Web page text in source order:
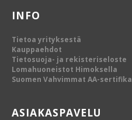
INFO
Tietoa yrityksestä
Kauppaehdot
Tietosuoja- ja rekisteriseloste
Lomahuoneistot Himoksella
Suomen Vahvimmat AA-
ASIAKASPAVELU